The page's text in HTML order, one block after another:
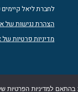
לחברת ליאל
הצהרת נגישות של
מדיניות פרטיות
למדיניות הפרטיות